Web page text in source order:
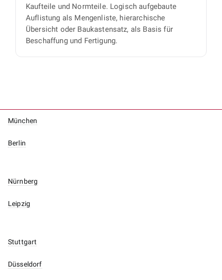
Kaufteile und Normteile. Logisch aufgebaute
Auflistung als Mengenliste, hierarchische
Übersicht oder Baukastensatz, als Basis für
Beschaffung und Fertigung.
München
Berlin
Nürnberg
Leipzig
Stuttgart
Düsseldorf